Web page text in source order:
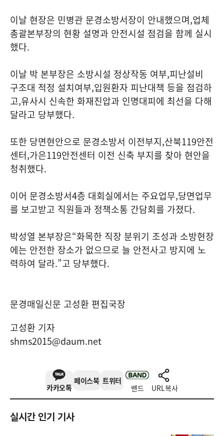
이날 현장은 민병관 문경소방서장이 안내했으며,업체
총괄본부장의 현황 설명과 안전시설 점검을 함께 실시
했다.
이날 박 본부장은 소방시설 정상작동 여부,피난설비
구조대 적정 설치여부,입원환자 피난대책 등을 점검하
고,유사시 신속한 화재진압과 인명대피에 최선을 다해
달라고 당부했다.
또한 당면현안으로 문경소방서 이전부지,산북119안전
센터,가은119안전센터 이전 신축 부지를 찾아 현안을
청취했다.
이어 문경소방서4층 대회실에서는 주요업무,당면업무
를 보고받고 직원들과 정책소통 간담회를 가졌다.
박성열 본부장은“화목한 직장 분위기 조성과 소방현장
에는 안전한 장소가 없으므로 늘 안전사고 방지에 노
력하여 달라.”고 당부했다.
문경매일신문 고성환 편집국장
고성환 기자
shms2015@daum.net
카카오톡
페이스북 트위터
밴드 URL복사
실시간 인기 기사